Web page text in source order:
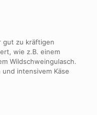
gut zu kräftigen
wie z.B. einem
Wildschweingulasch.
intensivem Käse